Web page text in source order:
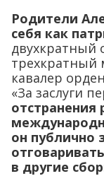
Родители
себя как
двухкратный
трехкратный
кавалер
«За заслуги
отстранения
он публично
в другие